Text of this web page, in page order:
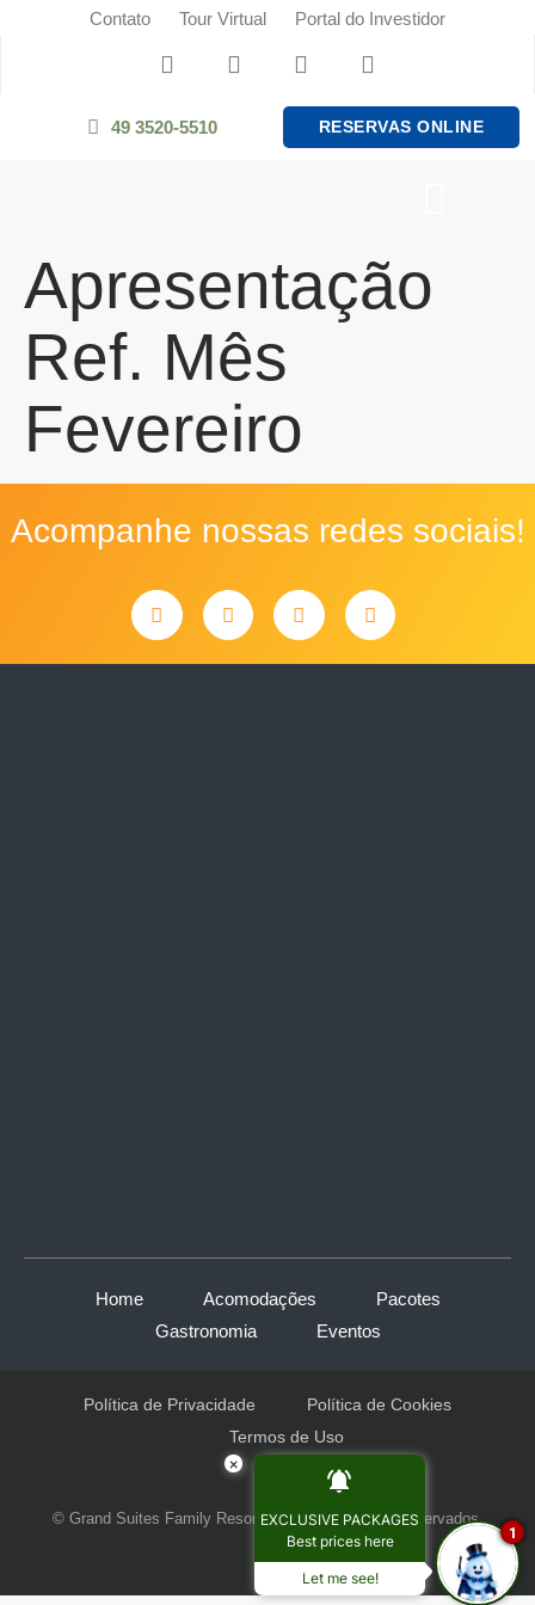
Contato Tour Virtual Portal do Investidor
49 3520-5510 RESERVAS ONLINE
Apresentação
Ref. Mês
Fevereiro
Acompanhe nossas redes sociais!
Home Acomodações
Pacotes
Gastronomia
Eventos
Política de Privacidade
Política de Cookies
Termos de Uso
© Grand Suites Family Resort. Todos os Direitos Reservados.
×
EXCLUSIVE PACKAGES
Best prices here
Let me see!
1